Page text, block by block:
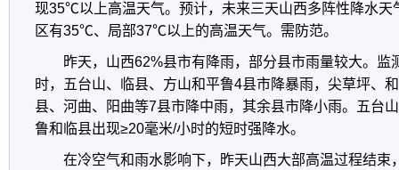
现35℃以上高温天气。预计，未来三天山西多阵性降水天
区有35℃、局部37℃以上的高温天气。需防范。
昨天，山西62%县市有降雨，部分县市雨量较大。监
时，五台山、临县、方山和平鲁4县市降暴雨，尖草坪、
县、河曲、阳曲等7县市降中雨，其余县市降小雨。五台
鲁和临县出现≥20毫米/小时的短时强降水。
在冷空气和雨水影响下，昨天山西大部高温过程结束